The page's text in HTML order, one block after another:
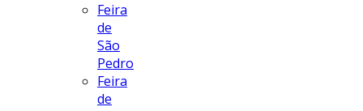
Feira
de
São
Pedro
Feira
de